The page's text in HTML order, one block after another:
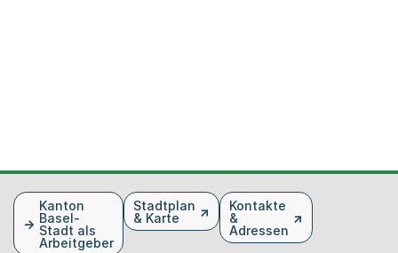
FusszeileKanton
Basel-
Stadt als
Arbeitgeber
Stadtplan
& Karte
Kontakte
&
Adressen